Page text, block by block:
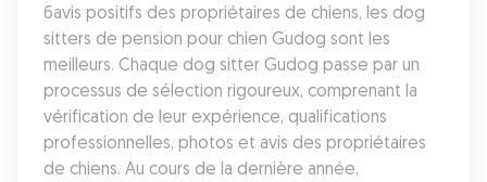
6avis positifs des propriétaires de chiens, les dog
sitters de pension pour chien Gudog sont les
meilleurs. Chaque dog sitter Gudog passe par un
processus de sélection rigoureux, comprenant la
vérification de leur expérience, qualifications
professionnelles, photos et avis des propriétaires
de chiens. Au cours de la dernière année,